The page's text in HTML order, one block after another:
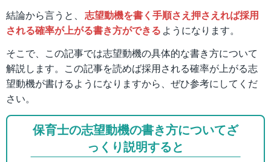
結論から言うと、 志望動機を書く手順さえ押さえれば採用
される確率が上がる書き方ができる ようになります。
そこで、この記事では志望動機の具体的な書き方について
解説します。この記事を読めば採用される確率が上がる志
望動機が書けるようになりますから、ぜひ参考にしてくだ
さい。
保育士の志望動機の書き方についてざ
っくり説明すると